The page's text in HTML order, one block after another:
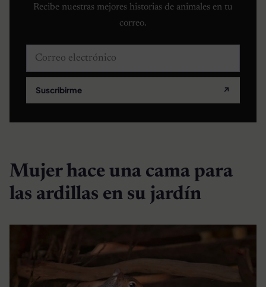
Recibe nuestras mejores historias de animales en tu
correo.
Correo electrónico
Suscribirme ↗
Mujer hace una cama para
las ardillas en su jardín